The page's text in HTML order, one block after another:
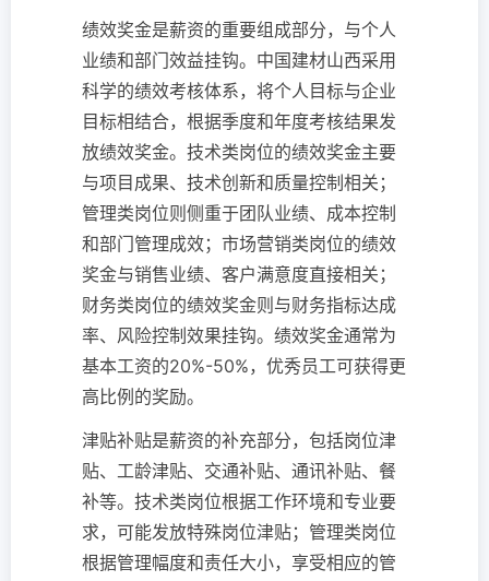
绩效奖金是薪资的重要组成部分，与个人
业绩和部门效益挂钩。中国建材山西采用
科学的绩效考核体系，将个人目标与企业
目标相结合，根据季度和年度考核结果发
放绩效奖金。技术类岗位的绩效奖金主要
与项目成果、技术创新和质量控制相关；
管理类岗位则侧重于团队业绩、成本控制
和部门管理成效；市场营销类岗位的绩效
奖金与销售业绩、客户满意度直接相关；
财务类岗位的绩效奖金则与财务指标达成
率、风险控制效果挂钩。绩效奖金通常为
基本工资的20%-50%，优秀员工可获得更
高比例的奖励。
津贴补贴是薪资的补充部分，包括岗位津
贴、工龄津贴、交通补贴、通讯补贴、餐
补等。技术类岗位根据工作环境和专业要
求，可能发放特殊岗位津贴；管理类岗位
根据管理幅度和责任大小，享受相应的管